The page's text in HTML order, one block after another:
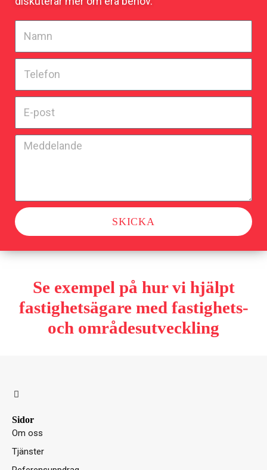
SKICKA
Se exempel på hur vi hjälpt
fastighetsägare med fastighets-
och områdesutveckling
L
i
k
e
d
i
n
Sidor
Om oss
Tjänster